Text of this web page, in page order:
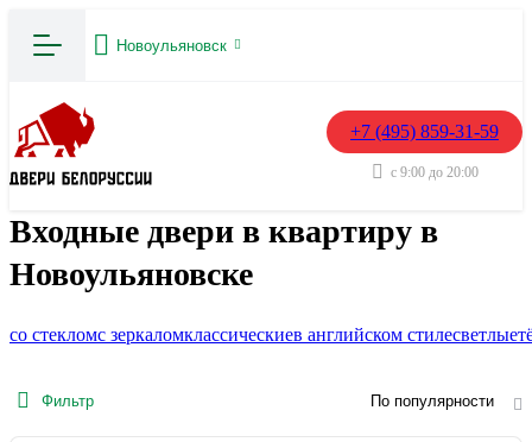
Новоульяновск
+7 (495) 859-31-59
с 9:00 до 20:00
Входные двери в квартиру в
Новоульяновске
со стекломс зеркаломклассическиев английском стилесветлые
Фильтр По популярности